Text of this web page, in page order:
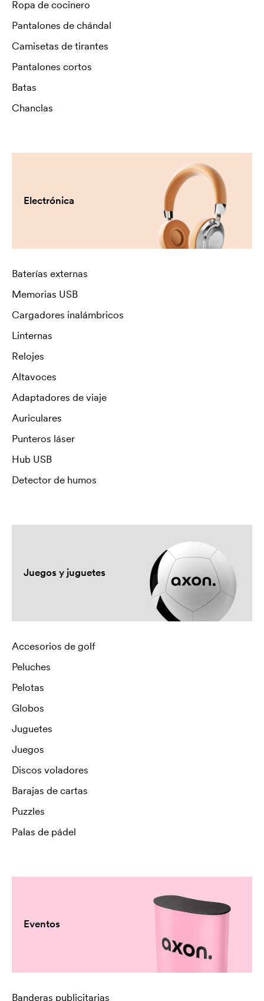
Ropa de cocinero
Pantalones de chándal
Camisetas de tirantes
Pantalones cortos
Batas
Chanclas
Electrónica
Baterías externas
Memorias USB
Cargadores inalámbricos
Linternas
Relojes
Altavoces
Adaptadores de viaje
Auriculares
Punteros láser
Hub USB
Detector de humos
Juegos y juguetes
Accesorios de golf
Peluches
Pelotas
Globos
Juguetes
Juegos
Discos voladores
Barajas de cartas
Puzzles
Palas de pádel
Eventos
Banderas publicitarias